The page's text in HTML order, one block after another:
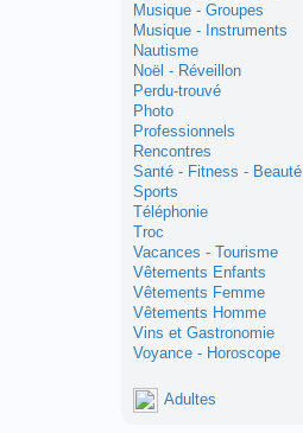
Musique - Groupes
Musique - Instruments
Nautisme
Noël - Réveillon
Perdu-trouvé
Photo
Professionnels
Rencontres
Santé - Fitness - Beauté
Sports
Téléphonie
Troc
Vacances - Tourisme
Vêtements Enfants
Vêtements Femme
Vêtements Homme
Vins et Gastronomie
Voyance - Horoscope
Adultes